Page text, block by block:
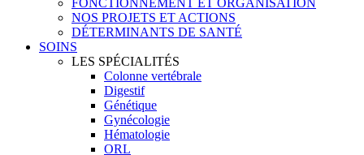
FONCTIONNEMENT ET ORGANISATION
NOS PROJETS ET ACTIONS
DÉTERMINANTS DE SANTÉ
SOINS
LES SPÉCIALITÉS
Colonne vertébrale
Digestif
Génétique
Gynécologie
Hématologie
ORL